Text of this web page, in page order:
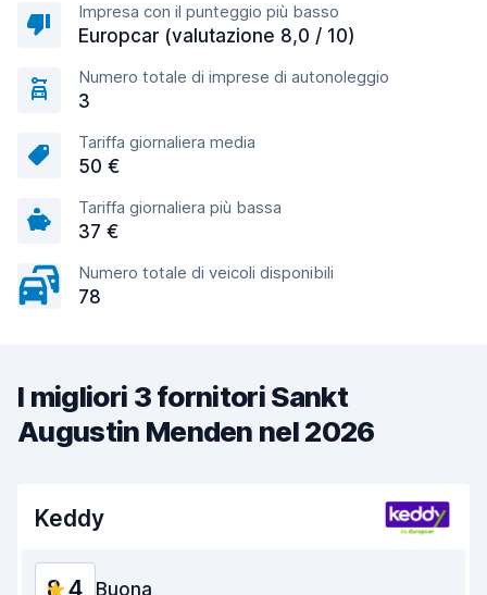
Impresa con il punteggio più basso
Europcar (valutazione 8,0 / 10)
Numero totale di imprese di autonoleggio
3
Tariffa giornaliera media
50 €
Tariffa giornaliera più bassa
37 €
Numero totale di veicoli disponibili
78
I migliori 3 fornitori Sankt
Augustin Menden nel 2026
Keddy
8,4 Buona